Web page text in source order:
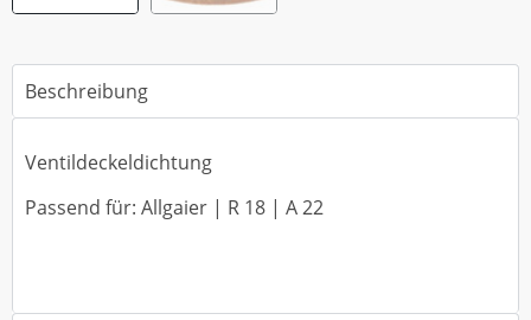
Beschreibung
Ventildeckeldichtung
Passend für: Allgaier | R 18 | A 22